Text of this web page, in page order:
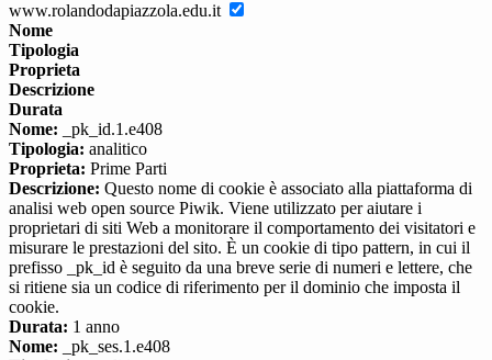
www.rolandodapiazzola.edu.it
Nome
Tipologia
Proprieta
Descrizione
Durata
Nome: _pk_id.1.e408
Tipologia: analitico
Proprieta: Prime Parti
Descrizione: Questo nome di cookie è associato alla piattaforma di
analisi web open source Piwik. Viene utilizzato per aiutare i
proprietari di siti Web a monitorare il comportamento dei visitatori e
misurare le prestazioni del sito. È un cookie di tipo pattern, in cui il
prefisso _pk_id è seguito da una breve serie di numeri e lettere, che
si ritiene sia un codice di riferimento per il dominio che imposta il
cookie.
Durata: 1 anno
Nome: _pk_ses.1.e408